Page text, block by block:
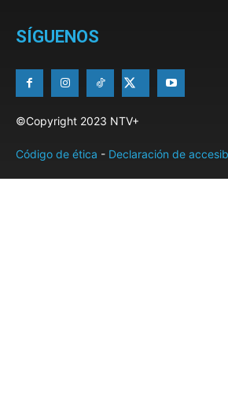
SÍGUENOS
©Copyright 2023 NTV+
Código de ética - Declaración de